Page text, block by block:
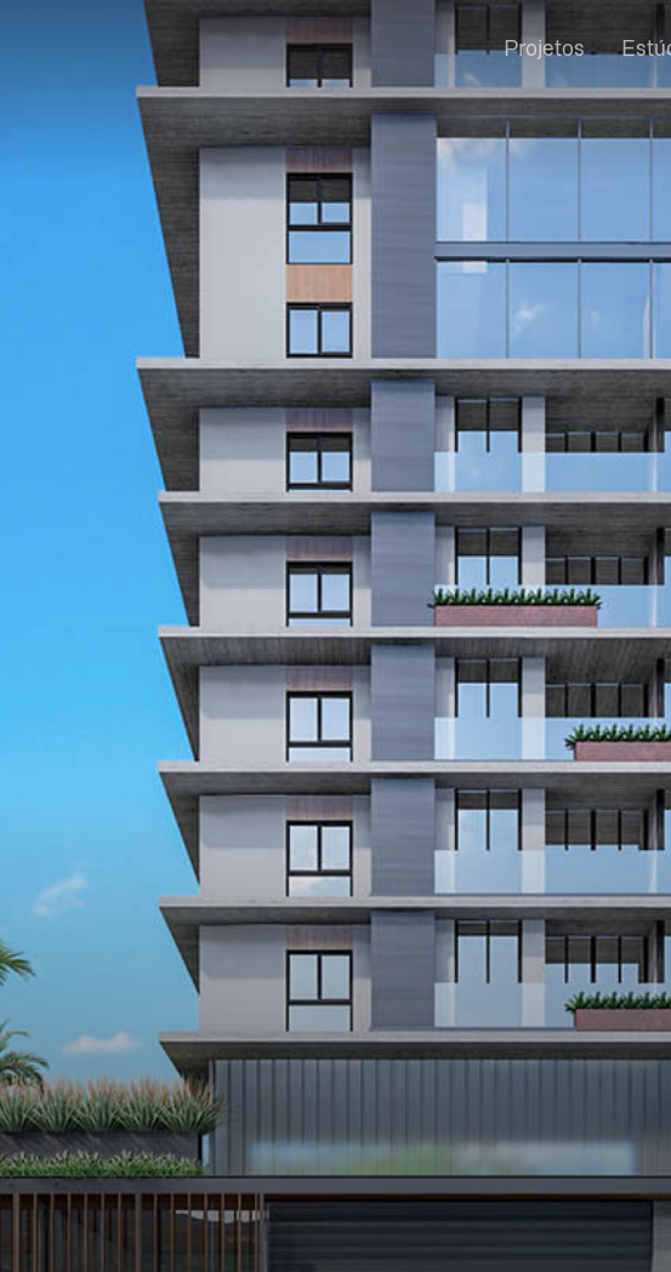
Projetos